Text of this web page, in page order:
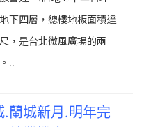
下四層，總樓地板面積達
，是台北微風廣場的兩
..
.蘭城新月.明年完